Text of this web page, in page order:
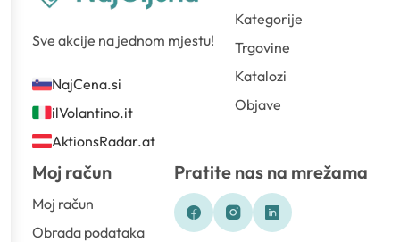
Sve akcije na jednom mjestu!
NajCena.si
ilVolantino.it
AktionsRadar.at
Kategorije
Trgovine
Katalozi
Objave
Moj račun
Moj račun
Obrada podataka
Pratite nas na mrežama